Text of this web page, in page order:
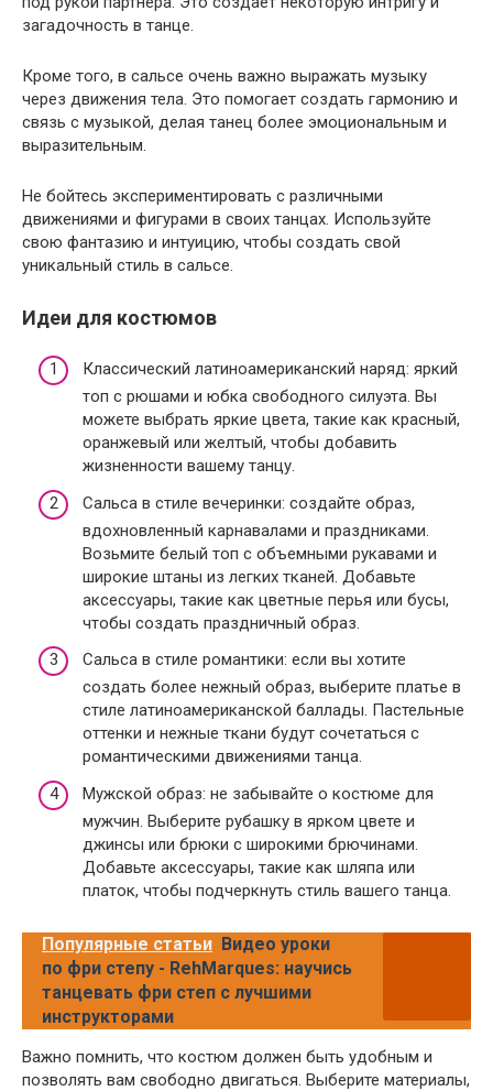
загадочность в танце.
Кроме того, в сальсе очень важно выражать музыку
через движения тела. Это помогает создать гармонию и
связь с музыкой, делая танец более эмоциональным и
выразительным.
Не бойтесь экспериментировать с различными
движениями и фигурами в своих танцах. Используйте
свою фантазию и интуицию, чтобы создать свой
уникальный стиль в сальсе.
Идеи для костюмов
Классический латиноамериканский наряд: яркий
топ с рюшами и юбка свободного силуэта. Вы
можете выбрать яркие цвета, такие как красный,
оранжевый или желтый, чтобы добавить
жизненности вашему танцу.
Сальса в стиле вечеринки: создайте образ,
вдохновленный карнавалами и праздниками.
Возьмите белый топ с объемными рукавами и
широкие штаны из легких тканей. Добавьте
аксессуары, такие как цветные перья или бусы,
чтобы создать праздничный образ.
Сальса в стиле романтики: если вы хотите
создать более нежный образ, выберите платье в
стиле латиноамериканской баллады. Пастельные
оттенки и нежные ткани будут сочетаться с
романтическими движениями танца.
Мужской образ: не забывайте о костюме для
мужчин. Выберите рубашку в ярком цвете и
джинсы или брюки с широкими брючинами.
Добавьте аксессуары, такие как шляпа или
платок, чтобы подчеркнуть стиль вашего танца.
Популярные статьи Видео уроки
по фри степу - RehMarques: научись
танцевать фри степ с лучшими
инструкторами
Важно помнить, что костюм должен быть удобным и
позволять вам свободно двигаться. Выберите материалы,